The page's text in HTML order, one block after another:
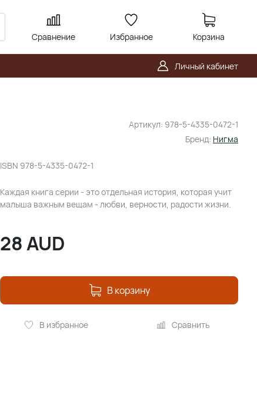
Сравнение Избранное Корзина
Личный кабинет
Артикул: 978-5-4335-0472-1
Бренд: Нигма
ISBN 978-5-4335-0472-1
Каждая книга серии - это отдельная история, которая учит
малыша важным вещам - любви, верности, радости жизни.
28AUD
В корзину
В избранное Сравнить